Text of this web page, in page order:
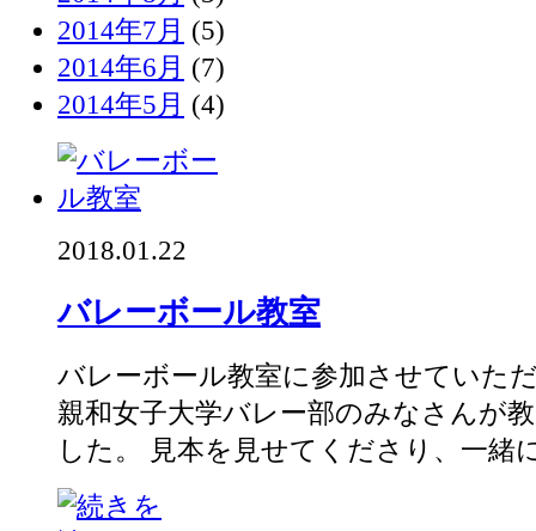
2014年7月 (5)
2014年6月 (7)
2014年5月 (4)
2018.01.22
バレーボール教室
バレーボール教室に参加させていた
親和女子大学バレー部のみなさんが
した。 見本を見せてくださり、一緒